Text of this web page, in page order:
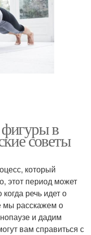
в
советы
который
этот период может
речь идет о
мы расскажем о
и дадим
вам справиться с